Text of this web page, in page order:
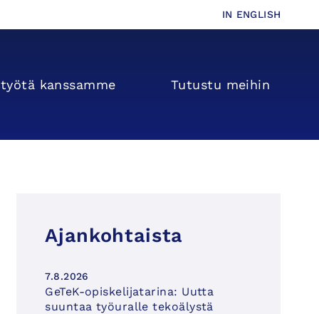
IN ENGLISH
kanssamme Tutustu meihin
Ajankohtaista
7.8.2026
GeTeK-opiskelijatarina: Uutta
suuntaa työuralle tekoälystä